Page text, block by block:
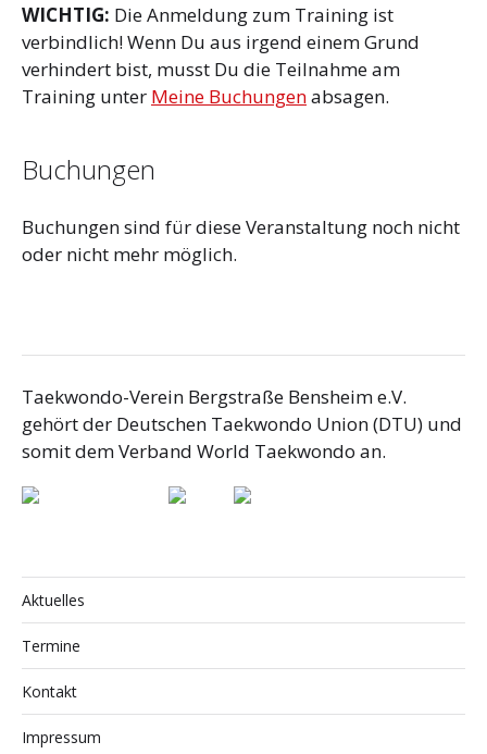
WICHTIG: Die Anmeldung zum Training ist
verbindlich! Wenn Du aus irgend einem Grund
verhindert bist, musst Du die Teilnahme am
Training unter Meine Buchungenabsagen.
Buchungen
Buchungen sind für diese Veranstaltung noch nicht
oder nicht mehr möglich.
Taekwondo-Verein Bergstraße Bensheim e.V.
gehört der Deutschen Taekwondo Union (DTU) und
somit dem Verband World Taekwondo an.
Aktuelles
Termine
Kontakt
Impressum